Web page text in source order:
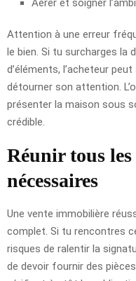
Attention à une erreur
le bien. Si tu surcharges la
d’éléments, l’acheteur
détourner son attention.
présenter la maison sous
crédible.
Réunir tous
nécessaires
Une vente immobilière
complet. Si tu rencontres
risques de ralentir la
de devoir fournir des